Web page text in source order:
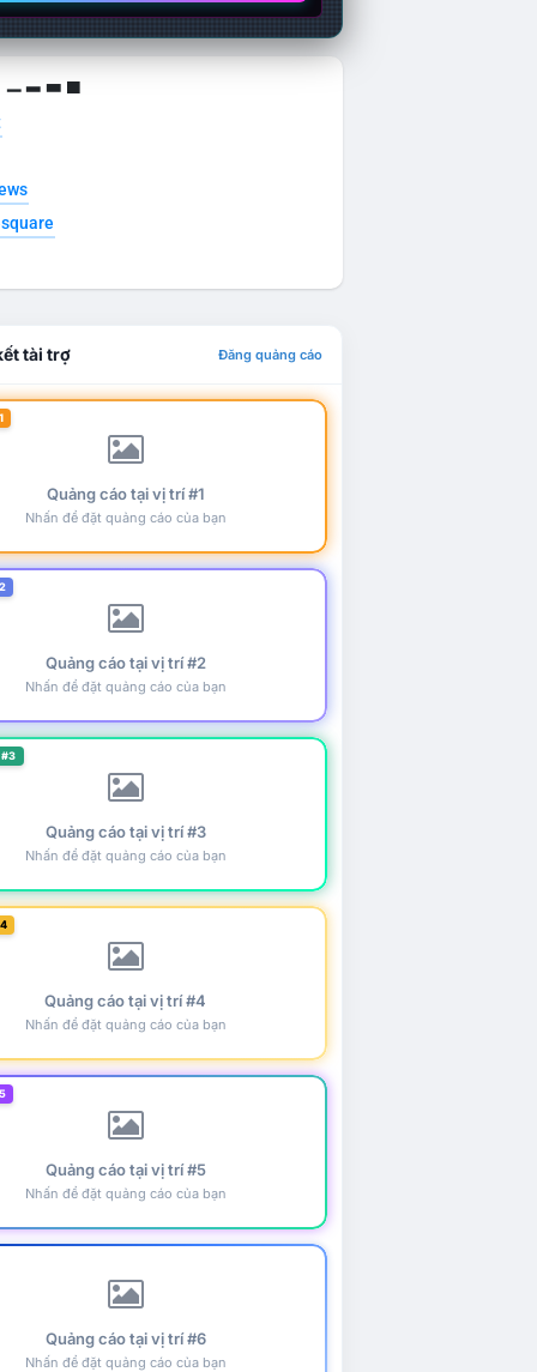
▁ ▂ ▃ ▄
tài trợ Đăng quảng cáo
Quảng cáo tại vị trí #1
Nhấn để đặt quảng cáo của bạn
Quảng cáo tại vị trí #2
Nhấn để đặt quảng cáo của bạn
Quảng cáo tại vị trí #3
Nhấn để đặt quảng cáo của bạn
Quảng cáo tại vị trí #4
Nhấn để đặt quảng cáo của bạn
Quảng cáo tại vị trí #5
Nhấn để đặt quảng cáo của bạn
Quảng cáo tại vị trí #6
Nhấn để đặt quảng cáo của bạn